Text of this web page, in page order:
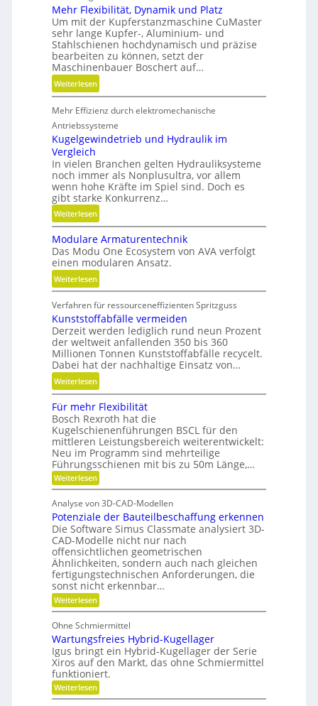
n
e
n
Mehr Flexibilität, Dynamik und Platz
Um mit der Kupferstanzmaschine CuMaster
sehr lange Kupfer-, Aluminium- und
Stahlschienen hochdynamisch und präzise
bearbeiten zu können, setzt der
Maschinenbauer Boschert auf…
Weiterlesen:
M
e
h
r
l
e
x
i
b
l
i
t
ä
D
y
n
a
m
i
k
u
n
d
P
l
a
t
z
Mehr Effizienz durch elektromechanische
Antriebssysteme
Kugelgewindetrieb und Hydraulik im
Vergleich
In vielen Branchen gelten Hydrauliksysteme
noch immer als Nonplusultra, vor allem
wenn hohe Kräfte im Spiel sind. Doch es
gibt starke Konkurrenz…
Weiterlesen:
K
u
g
e
l
g
e
w
i
n
d
e
t
r
i
e
b
u
n
d
y
d
r
a
u
l
i
k
m
V
e
r
g
l
Modulare Armaturentechnik
Das Modu One Ecosystem von AVA verfolgt
einen modularen Ansatz.
Weiterlesen:
M
o
d
u
l
r
e
r
m
a
t
u
r
e
n
t
e
c
h
n
i
k
Verfahren für ressourceneffizienten Spritzguss
Kunststoffabfälle vermeiden
Derzeit werden lediglich rund neun Prozent
der weltweit anfallenden 350 bis 360
Millionen Tonnen Kunststoffabfälle recycelt.
Dabei hat der nachhaltige Einsatz von…
Weiterlesen:
K
u
n
s
t
s
t
o
f
f
a
b
f
ä
l
l
e
v
e
r
m
e
i
Für mehr Flexibilität
Bosch Rexroth hat die
Kugelschienenführungen BSCL für den
mittleren Leistungsbereich weiterentwickelt:
Neu im Programm sind mehrteilige
Führungsschienen mit bis zu 50m Länge,…
Weiterlesen:
F
r
m
e
h
r
F
l
e
x
i
b
l
i
t
ä
t
Analyse von 3D-CAD-Modellen
Potenziale der Bauteilbeschaffung erkennen
Die Software Simus Classmate analysiert 3D-
CAD-Modelle nicht nur nach
offensichtlichen geometrischen
Ähnlichkeiten, sondern auch nach gleichen
fertigungstechnischen Anforderungen, die
sonst nicht erkennbar…
Weiterlesen:
P
t
e
n
z
i
a
l
e
Ohne Schmiermittel
Wartungsfreies Hybrid-Kugellager
Igus bringt ein Hybrid-Kugellager der Serie
Xiros auf den Markt, das ohne Schmiermittel
funktioniert.
Weiterlesen:
W